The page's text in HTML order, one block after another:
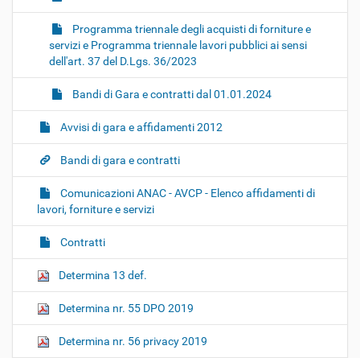
Programma triennale degli acquisti di forniture e
servizi e Programma triennale lavori pubblici ai sensi
dell'art. 37 del D.Lgs. 36/2023
Bandi di Gara e contratti dal 01.01.2024
Avvisi di gara e affidamenti 2012
Bandi di gara e contratti
Comunicazioni ANAC - AVCP - Elenco affidamenti di
lavori, forniture e servizi
Contratti
Determina 13 def.
Determina nr. 55 DPO 2019
Determina nr. 56 privacy 2019